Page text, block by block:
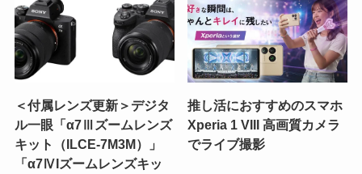
＜付属レンズ更新＞デジタ
ル一眼「α7Ⅲズームレンズ
キット（ILCE-7M3M）」
「α7ⅣIズームレンズキッ
推し活におすすめのスマホ
Xperia 1 VIII 高画質カメラ
でライブ撮影